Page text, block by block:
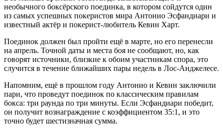
необычного боксёрского поединка, в котором сойдутся один
из самых успешных покеристов мира Антонио Эсфандиари и
известный актёр и покерист-любитель Кевин Харт.
Поединок должен был пройти ещё в марте, но его перенесли
на апрель. Точной даты и места боя не сообщают, но, как
говорят источники, близкие к обоим участникам спора, это
случится в течение ближайших пары недель в Лос-Анджелесе.
Напомним, ещё в прошлом году Антонио и Кевин заключили
пари, что проведут поединок по классическим правилам
бокса: три раунда по три минуты. Если Эсфандиари победит,
он получит вознаграждение с коэффициентом 35:1, и это
точно будет шестизначная сумма.